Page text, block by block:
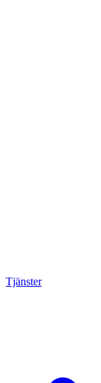
Tjänster